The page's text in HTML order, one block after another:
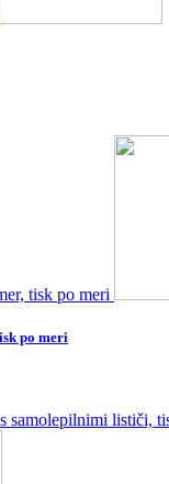
po meri